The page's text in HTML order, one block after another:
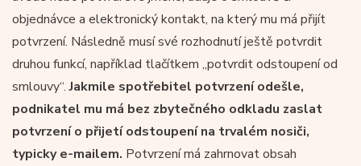
objednávce a elektronický kontakt, na který mu má přijít
potvrzení. Následně musí své rozhodnutí ještě potvrdit
druhou funkcí, například tlačítkem „potvrdit odstoupení od
smlouvy“.Jakmile spotřebitel potvrzení odešle,
podnikatel mu má bez zbytečného odkladu zaslat
potvrzení o přijetí odstoupení na trvalém nosiči,
typicky e-mailem. Potvrzení má zahrnovat obsah